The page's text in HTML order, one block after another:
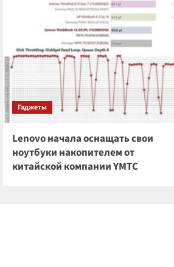
Гаджеты
Lenovo начала оснащать свои
ноутбуки накопителем от
китайской компании YMTC